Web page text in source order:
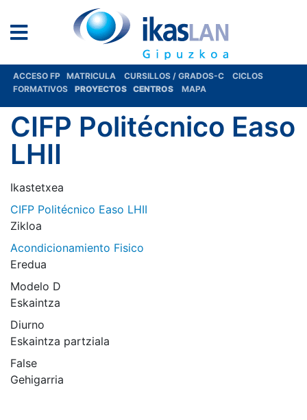
ACCESO FP MATRICULA CURSILLOS / GRADOS-C
CICLOS
FORMATIVOS
PROYECTOS CENTROS MAPA
CIFP Politécnico Easo
LHII
Ikastetxea
CIFP Politécnico Easo LHII
Zikloa
Acondicionamiento Fisico
Eredua
Modelo D
Eskaintza
Diurno
Eskaintza partziala
False
Gehigarria